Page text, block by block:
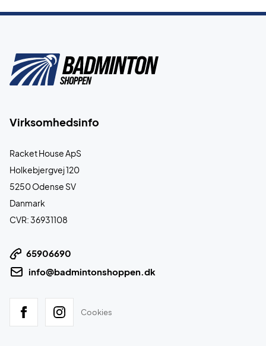
Virksomhedsinfo
Racket House ApS
Holkebjergvej 120
5250 Odense SV
Danmark
CVR: 36931108
65906690
info@badmintonshoppen.dk
Cookies